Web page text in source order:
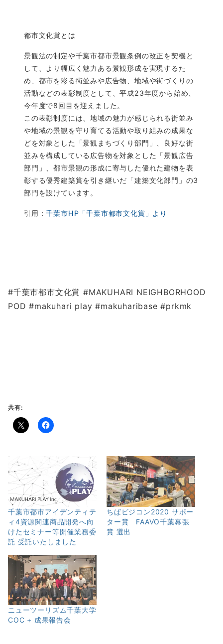
都市文化賞とは
景観法の制定や千葉市都市景観条例の改正を契機と
して、より幅広く魅力ある景観形成を実現するた
め、都市を彩る街並みや広告物、地域や街づくりの
活動などの表彰制度として、平成23年度から始め、
今年度で8回目を迎えました。
この表彰制度には、地域の魅力が感じられる街並み
や地域の景観を守り育てる活動や取り組みの成果な
どを対象とした「景観まちづくり部門」、良好な街
並みを構成している広告物を対象とした「景観広告
部門」、都市景観の形成に寄与した優れた建物を表
彰する優秀建築賞を引き継いだ「建築文化部門」の3
部門を設けています。
引用：千葉市HP 「千葉市都市文化賞」より
#千葉市都市文化賞 #MAKUHARI NEIGHBORHOOD
POD #makuhari play #makuharibase #prkmk
共有:
千葉市都市アイデンティテ
ィ4資源関連商品開発へ向
けたセミナー等開催業務委
託 受託いたしました
ちばビジコン2020 サポー
ター賞 FAAVO千葉幕張
賞 選出
ニューツーリズム千葉大学
COC + 成果報告会